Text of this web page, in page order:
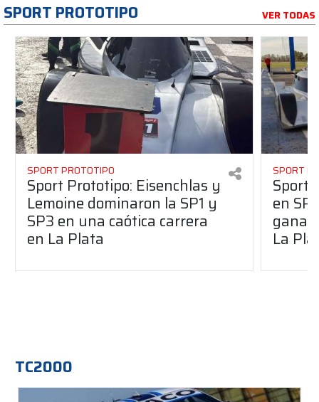
SPORT PROTOTIPO VER TODAS
SPORT PROTOTIPO
Sport Prototipo: Eisenchlas y
Lemoine dominaron la SP1 y
SP3 en una caótica carrera
en La Plata
SPORT
Sport
en
La
TC2000